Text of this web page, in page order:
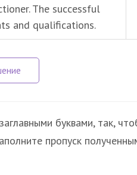
The successful
and qualifications.
буквами, так,
пропуск